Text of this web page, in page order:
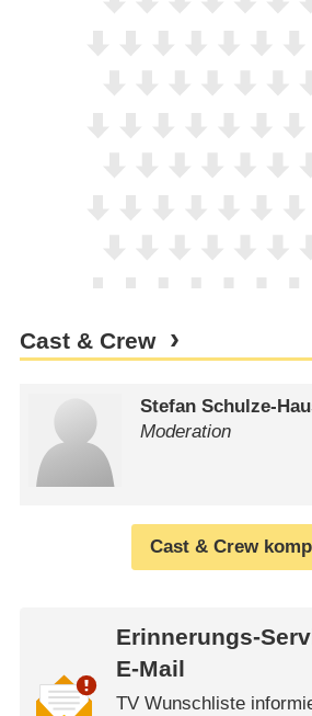
Cast & Crew
Stefan Schulze-
Moderation
Cast & Crew
Erinnerungs-
E-Mail
TV Wunschliste